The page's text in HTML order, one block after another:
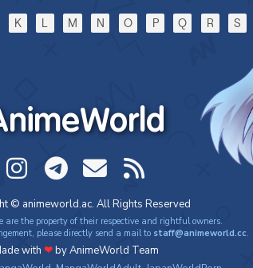
K L M N O P Q R S
© animeworld.ac. All Rights Reserved
are the property of their respective and rightful owners.
please directly send a mail to staff@animeworld.cc.
with ❤by AnimeWorld Team